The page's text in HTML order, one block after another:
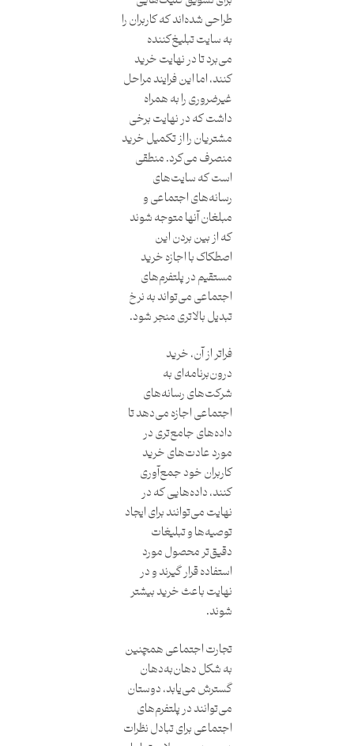
طراحی شده‌اند که کاربران را
به سایت تبلیغ‌کننده
می‌برد تا در نهایت خرید
کنند، اما این فرایند مراحل
غیرضروری را به همراه
داشت که در نهایت برخی
مشتریان را از تکمیل خرید
منصرف می‌کرد. منطقی
است که سایت‌های
رسانه‌های اجتماعی و
مبلغان آنها متوجه شوند
که از بین بردن این
اصطکاک با اجازه خرید
مستقیم در پلتفرم‌های
اجتماعی می‌تواند به نرخ
تبدیل بالاتری منجر شود.
فراتر از آن، خرید
درون‌برنامه‌ای به
شرکت‌های رسانه‌های
اجتماعی اجازه می‌دهد تا
داده‌های جامع‌تری در
مورد عادت‌های خرید
کاربران خود جمع‌آوری
کنند، داده‌هایی که در
نهایت می‌توانند برای ایجاد
توصیه‌ها و تبلیغات
دقیق‌تر محصول مورد
استفاده قرار گیرند و در
نهایت باعث خرید بیشتر
شوند.
تجارت اجتماعی همچنین
به شکل دهان‌به‌دهان
گسترش می‌یابد، دوستان
می‌توانند در پلتفرم‌های
اجتماعی برای تبادل نظرات